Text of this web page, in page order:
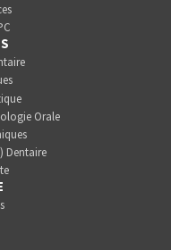
Orale
Dentaire